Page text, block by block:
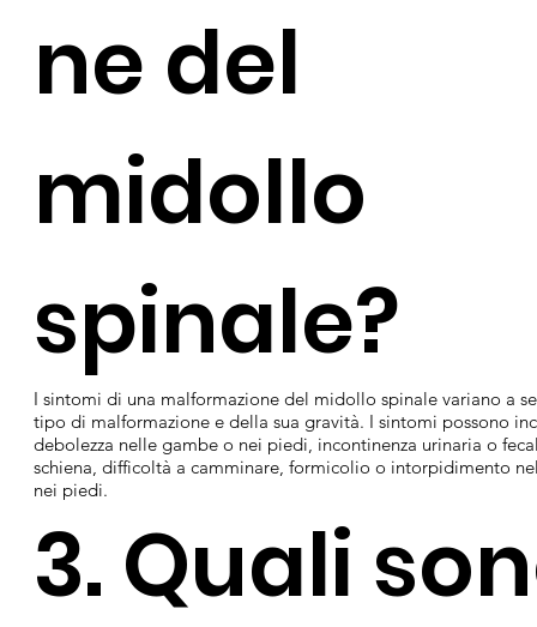
ne del
midollo
spinale?
I sintomi di una malformazione del midollo spinale variano a
tipo di malformazione e della sua gravità. I sintomi possono
debolezza nelle gambe o nei piedi, incontinenza urinaria o
schiena, difficoltà a camminare, formicolio o intorpidimento
nei piedi.
3. Quali